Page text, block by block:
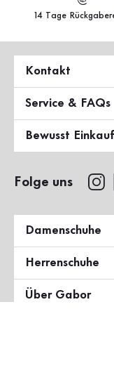
14 Tage
Kontakt
Service & FAQs
Bewusst
Folge uns
Damenschuhe
Herrenschuhe
Über Gabor